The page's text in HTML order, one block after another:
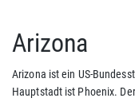
Arizona
Arizona ist ein US-
Hauptstadt ist Phoenix.